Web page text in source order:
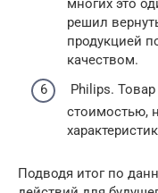
многих это
решил
продукцией
качеством.
Philips.
стоимостью,
Подводя итог по